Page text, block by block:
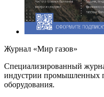
Журнал «Мир газов»
Cпециализированный
индустрии промышленных
оборудования.